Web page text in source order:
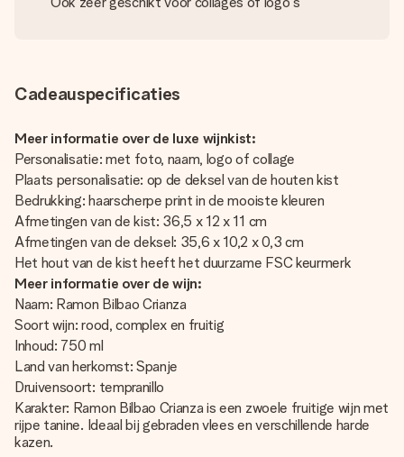
Cadeauspecificaties
Meer informatie over de luxe wijnkist:
Personalisatie: met foto, naam, logo of collage
Plaats personalisatie: op de deksel van de houten kist
Bedrukking: haarscherpe print in de mooiste kleuren
Afmetingen van de kist: 36,5 x 12 x 11 cm
Afmetingen van de deksel: 35,6 x 10,2 x 0,3 cm
Het hout van de kist heeft het duurzame FSC keurmerk
Meer informatie over de wijn:
Naam: Ramon Bilbao Crianza
Soort wijn: rood, complex en fruitig
Inhoud: 750 ml
Land van herkomst: Spanje
Druivensoort: tempranillo
Karakter: Ramon Bilbao Crianza is een zwoele fruitige wijn met
rijpe tanine. Ideaal bij gebraden vlees en verschillende harde
kazen.